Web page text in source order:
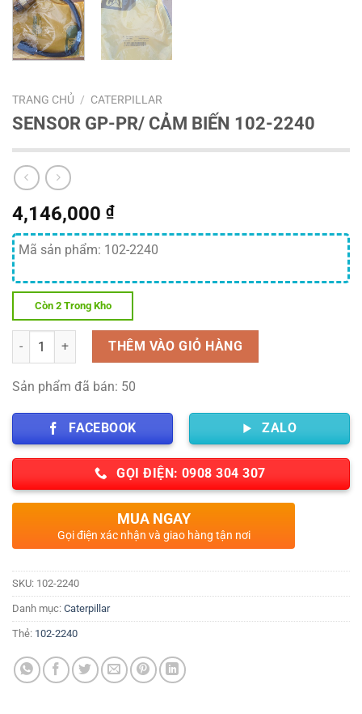
TRANG CHỦ / CATERPILLAR
SENSOR GP-PR/ CẢM BIẾN 102-2240
4,146,000 ₫
Mã sản phẩm: 102-2240
Còn 2 Trong Kho
Số lượng THÊM VÀO GIỎ HÀNG
Sản phẩm đã bán: 50
FACEBOOK ZALO
GỌI ĐIỆN: 0908 304 307
MUA NGAY
Gọi điện xác nhận và giao hàng tận nơi
SKU: 102-2240
Danh mục: Caterpillar
Thẻ: 102-2240